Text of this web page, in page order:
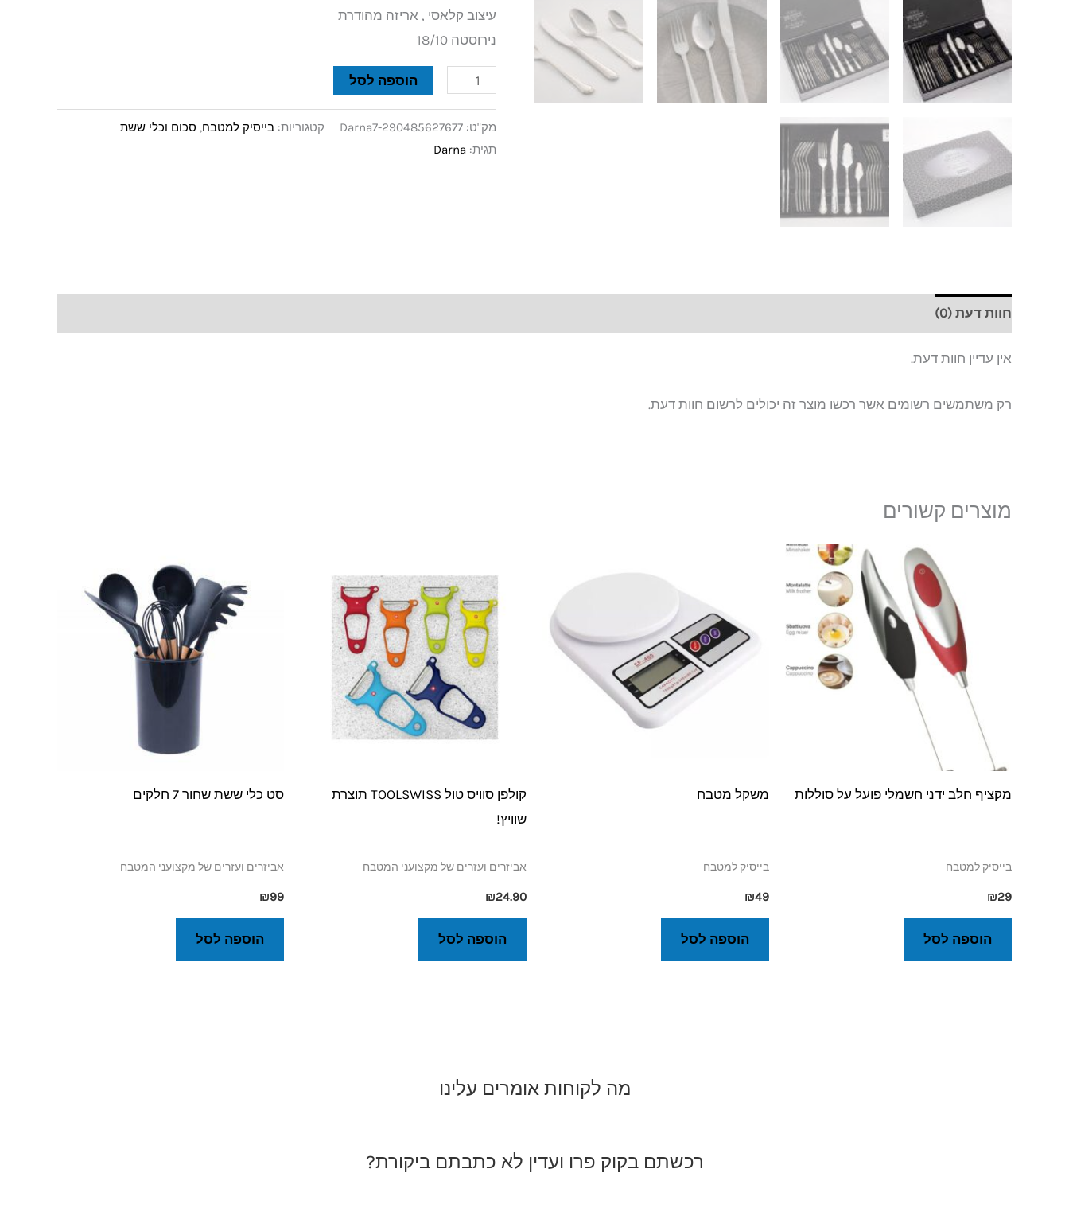
עיצוב קלאסי , אריזה מהודרת
נירוסטה 18/10
הוספה לסל
מק"ט: Darna7-290485627677 קטגוריות: בייסיק למטבח, סכום וכלי ששת
תגית: Darna
חוות דעת (0)
אין עדיין חוות דעת.
רק משתמשים רשומים אשר רכשו מוצר זה יכולים לרשום חוות דעת.
מוצרים קשורים
מקציף חלב ידני חשמלי פועל על סוללות
בייסיק למטבח
₪29
הוספה לסל
משקל מטבח
בייסיק למטבח
₪49
הוספה לסל
קולפן סוויס טול TOOLSWISS תוצרת
שוויץ!
אביזרים ועזרים של מקצועני המטבח
₪24.90
הוספה לסל
סט כלי ששת שחור 7 חלקים
אביזרים ועזרים של מקצועני המטבח
₪99
הוספה לסל
מה לקוחות אומרים עלינו
רכשתם בקוק פרו ועדין לא כתבתם ביקורת?